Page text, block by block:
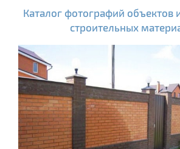
Каталог фотографий объектов
строительных